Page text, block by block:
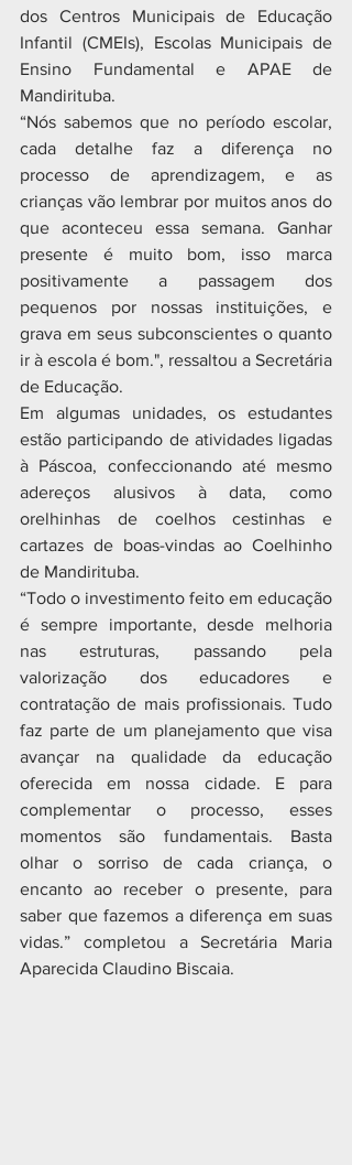
dos Centros Municipais de Educação
Infantil (CMEIs), Escolas Municipais de
Ensino Fundamental e APAE de
Mandirituba.
“Nós sabemos que no período escolar,
cada detalhe faz a diferença no
processo de aprendizagem, e as
crianças vão lembrar por muitos anos do
que aconteceu essa semana. Ganhar
presente é muito bom, isso marca
positivamente a passagem dos
pequenos por nossas instituições, e
grava em seus subconscientes o quanto
ir à escola é bom.", ressaltou a Secretária
de Educação.
Em algumas unidades, os estudantes
estão participando de atividades ligadas
à Páscoa, confeccionando até mesmo
adereços alusivos à data, como
orelhinhas de coelhos cestinhas e
cartazes de boas-vindas ao Coelhinho
de Mandirituba.
“Todo o investimento feito em educação
é sempre importante, desde melhoria
nas estruturas, passando pela
valorização dos educadores e
contratação de mais profissionais. Tudo
faz parte de um planejamento que visa
avançar na qualidade da educação
oferecida em nossa cidade. E para
complementar o processo, esses
momentos são fundamentais. Basta
olhar o sorriso de cada criança, o
encanto ao receber o presente, para
saber que fazemos a diferença em suas
vidas.” completou a Secretária Maria
Aparecida Claudino Biscaia.